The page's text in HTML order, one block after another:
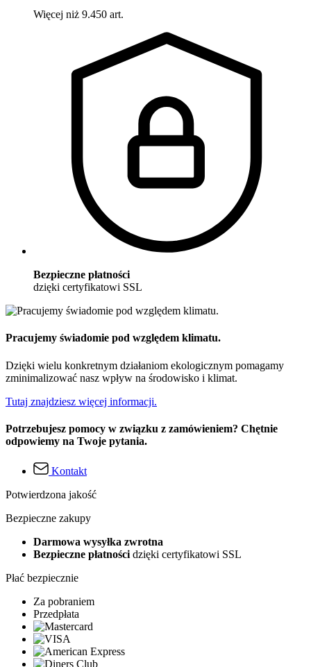
Więcej niż 9.450 art.
Bezpieczne płatności
dzięki certyfikatowi SSL
Pracujemy świadomie pod względem klimatu.
Dzięki wielu konkretnym działaniom ekologicznym pomagamy
zminimalizować nasz wpływ na środowisko i klimat.
Tutaj znajdziesz więcej informacji.
Potrzebujesz pomocy w związku z zamówieniem? Chętnie
odpowiemy na Twoje pytania.
Kontakt
Potwierdzona jakość
Bezpieczne zakupy
Darmowa wysyłka zwrotna
Bezpieczne płatności dzięki certyfikatowi SSL
Płać bezpiecznie
Za pobraniem
Przedpłata